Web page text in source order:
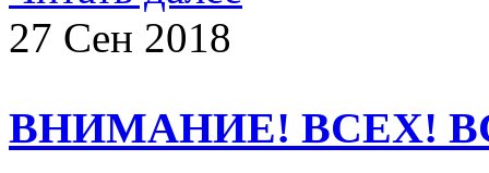
27 Сен 2018
ВНИМАНИЕ! ВСЕХ!